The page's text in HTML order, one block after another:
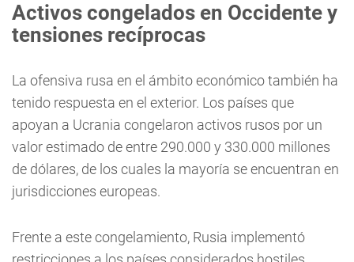
Activos congelados en Occidente y
tensiones recíprocas
La ofensiva rusa en el ámbito económico también ha
tenido respuesta en el exterior. Los países que
apoyan a Ucrania congelaron activos rusos por un
valor estimado de entre 290.000 y 330.000 millones
de dólares, de los cuales la mayoría se encuentran en
jurisdicciones europeas.
Frente a este congelamiento, Rusia implementó